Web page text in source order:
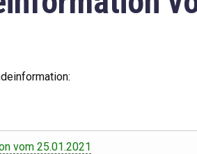
vom 25.01.2021